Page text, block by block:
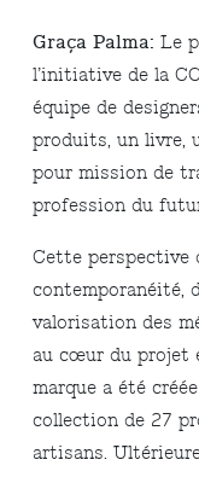
Graça Palma: Le
l’initiative de la
équipe de
produits, un livre,
pour mission de
profession du
Cette perspective
contemporanéité,
valorisation des
au cœur du projet
marque a été
collection de 27
artisans.